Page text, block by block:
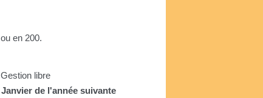
en 200.
libre
de l'année suivante